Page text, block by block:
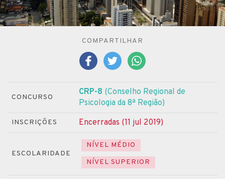
COMPARTILHAR
CONCURSO
CRP-8 (Conselho Regional de
Psicologia da 8ª Região)
INSCRIÇÕES Encerradas (11 jul 2019)
ESCOLARIDADE
NÍVEL MÉDIO
NÍVEL SUPERIOR